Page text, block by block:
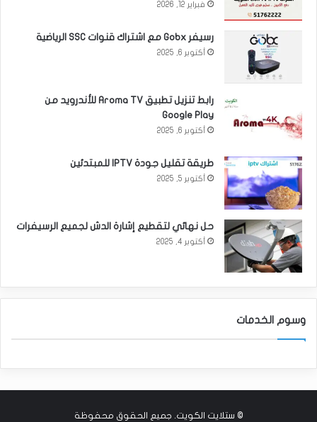
فبراير 12, 2026
رسيفر Gobx مع اشتراك قنوات SSC الرياضية
أكتوبر 6, 2025
رابط تنزيل تطبيق Aroma TV للأندرويد من
Google Play
أكتوبر 6, 2025
طريقة تقليل جودة IPTV للمبتدئين
أكتوبر 5, 2025
حل نهائي لتقطيع إشارة الدش لجميع الرسيفرات
أكتوبر 4, 2025
وسوم الخدمات
© ستلايت الكويت. جميع الحقوق محفوظة